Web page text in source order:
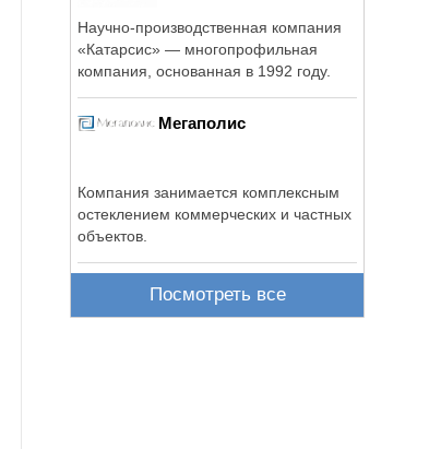
Научно-производственная компания
«Катарсис» — многопрофильная
компания, основанная в 1992 году.
Мегаполис
Компания занимается комплексным
остеклением коммерческих и частных
объектов.
Посмотреть все